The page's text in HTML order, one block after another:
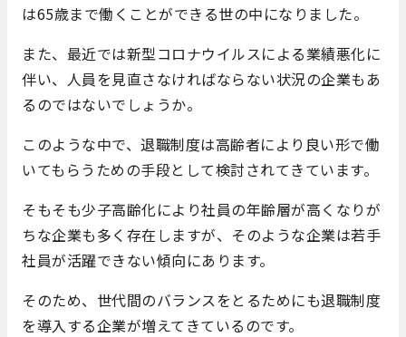
は65歳まで働くことができる世の中になりました。
また、最近では新型コロナウイルスによる業績悪化に
伴い、人員を見直さなければならない状況の企業もあ
るのではないでしょうか。
このような中で、退職制度は高齢者により良い形で働
いてもらうための手段として検討されてきています。
そもそも少子高齢化により社員の年齢層が高くなりが
ちな企業も多く存在しますが、そのような企業は若手
社員が活躍できない傾向にあります。
そのため、世代間のバランスをとるためにも退職制度
を導入する企業が増えてきているのです。